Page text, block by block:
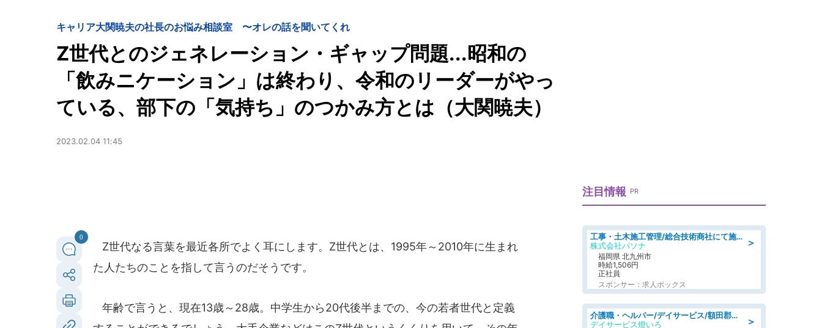
キャリア大関暁夫の社長のお悩み相談室 〜オレの話を聞いてくれ
Z世代とのジェネレーション・ギャップ問題...昭和の
「飲みニケーション」は終わり、令和のリーダーがやっ
ている、部下の「気持ち」のつかみ方とは（大関暁夫）
2023.02.04 11:45
0
Z世代なる言葉を最近各所でよく耳にします。Z世代とは、1995年～2010年に生まれ
た人たちのことを指して言うのだそうです。
年齢で言うと、現在13歳～28歳。中学生から20代後半までの、今の若者世代と定義
注目情報 PR
＞
工事・土木施工管理/総合技術商社にて施工管理のお仕事/即日勤務可/車通勤可/工事・土木施工管理/生産・品質管理
株式会社パソナ
福岡県 北九州市
時給1,506円
正社員
スポンサー：求人ボックス
＞
介護職・ヘルパー/デイサービス/額田郡幸田町/JR東海道本線 幸田/愛知県
デイサービス燈いろ